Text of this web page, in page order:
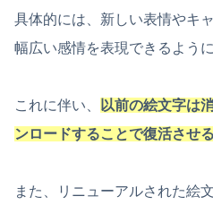
具体的には、新しい表情やキ
幅広い感情を表現できるよう
これに伴い、
以前の絵文字は
ンロードすることで復活させ
また、リニューアルされた絵